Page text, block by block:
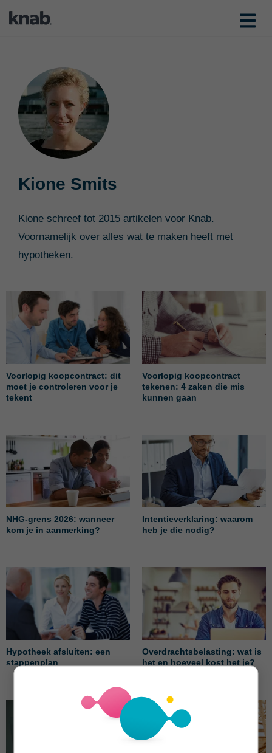
Kione Smits
Kione schreef tot 2015 artikelen voor Knab.
Voornamelijk over alles wat te maken heeft met
hypotheken.
Voorlopig koopcontract: dit
moet je controleren voor je
tekent
Voorlopig koopcontract
tekenen: 4 zaken die mis
kunnen gaan
NHG-grens 2026: wanneer
kom je in aanmerking?
Intentieverklaring: waarom
heb je die nodig?
Hypotheek afsluiten: een
stappenplan
Overdrachtsbelasting: wat is
het en hoeveel kost het je?